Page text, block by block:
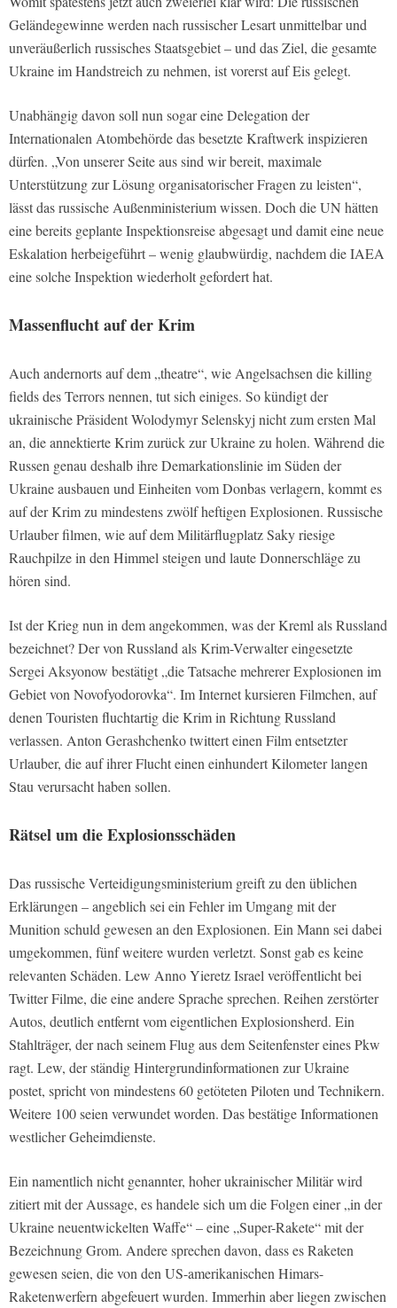
Geländegewinne werden nach russischer Lesart unmittelbar und
unveräußerlich russisches Staatsgebiet – und das Ziel, die gesamte
Ukraine im Handstreich zu nehmen, ist vorerst auf Eis gelegt.
Unabhängig davon soll nun sogar eine Delegation der
Internationalen Atombehörde das besetzte Kraftwerk inspizieren
dürfen. „Von unserer Seite aus sind wir bereit, maximale
Unterstützung zur Lösung organisatorischer Fragen zu leisten“,
lässt das russische Außenministerium wissen. Doch die UN hätten
eine bereits geplante Inspektionsreise abgesagt und damit eine neue
Eskalation herbeigeführt – wenig glaubwürdig, nachdem die IAEA
eine solche Inspektion wiederholt gefordert hat.
Massenflucht auf der Krim
Auch andernorts auf dem „theatre“, wie Angelsachsen die killing
fields des Terrors nennen, tut sich einiges. So kündigt der
ukrainische Präsident Wolodymyr Selenskyj nicht zum ersten Mal
an, die annektierte Krim zurück zur Ukraine zu holen. Während die
Russen genau deshalb ihre Demarkationslinie im Süden der
Ukraine ausbauen und Einheiten vom Donbas verlagern, kommt es
auf der Krim zu mindestens zwölf heftigen Explosionen. Russische
Urlauber filmen, wie auf dem Militärflugplatz Saky riesige
Rauchpilze in den Himmel steigen und laute Donnerschläge zu
hören sind.
Ist der Krieg nun in dem angekommen, was der Kreml als Russland
bezeichnet? Der von Russland als Krim-Verwalter eingesetzte
Sergei Aksyonow bestätigt „die Tatsache mehrerer Explosionen im
Gebiet von Novofyodorovka“. Im Internet kursieren Filmchen, auf
denen Touristen fluchtartig die Krim in Richtung Russland
verlassen. Anton Gerashchenko twittert einen Film entsetzter
Urlauber, die auf ihrer Flucht einen einhundert Kilometer langen
Stau verursacht haben sollen.
Rätsel um die Explosionsschäden
Das russische Verteidigungsministerium greift zu den üblichen
Erklärungen – angeblich sei ein Fehler im Umgang mit der
Munition schuld gewesen an den Explosionen. Ein Mann sei dabei
umgekommen, fünf weitere wurden verletzt. Sonst gab es keine
relevanten Schäden. Lew Anno Yieretz Israel veröffentlicht bei
Twitter Filme, die eine andere Sprache sprechen. Reihen zerstörter
Autos, deutlich entfernt vom eigentlichen Explosionsherd. Ein
Stahlträger, der nach seinem Flug aus dem Seitenfenster eines Pkw
ragt. Lew, der ständig Hintergrundinformationen zur Ukraine
postet, spricht von mindestens 60 getöteten Piloten und Technikern.
Weitere 100 seien verwundet worden. Das bestätige Informationen
westlicher Geheimdienste.
Ein namentlich nicht genannter, hoher ukrainischer Militär wird
zitiert mit der Aussage, es handele sich um die Folgen einer „in der
Ukraine neuentwickelten Waffe“ – eine „Super-Rakete“ mit der
Bezeichnung Grom. Andere sprechen davon, dass es Raketen
gewesen seien, die von den US-amerikanischen Himars-
Raketenwerfern abgefeuert wurden. Immerhin aber liegen zwischen